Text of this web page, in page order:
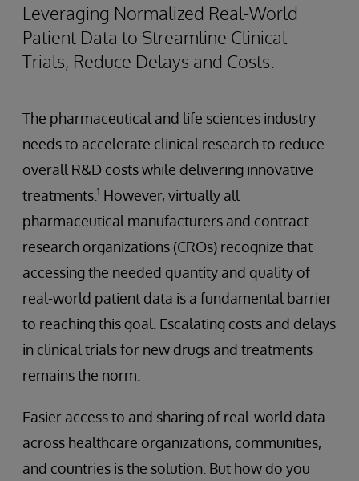
Leveraging Normalized Real-World
Patient Data to Streamline Clinical
Trials, Reduce Delays and Costs.
The pharmaceutical and life sciences industry
needs to accelerate clinical research to reduce
overall R&D costs while delivering innovative
treatments. 1 However, virtually all
pharmaceutical manufacturers and contract
research organizations (CROs) recognize that
accessing the needed quantity and quality of
real-world patient data is a fundamental barrier
to reaching this goal. Escalating costs and delays
in clinical trials for new drugs and treatments
remains the norm.
Easier access to and sharing of real-world data
across healthcare organizations, communities,
and countries is the solution. But how do you